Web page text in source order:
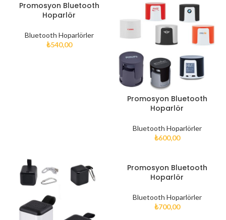
Promosyon Bluetooth
Hoparlör
Bluetooth Hoparlörler
₺540,00
Promosyon Bluetooth
Hoparlör
Bluetooth Hoparlörler
₺600,00
Promosyon Bluetooth
Hoparlör
Bluetooth Hoparlörler
₺700,00